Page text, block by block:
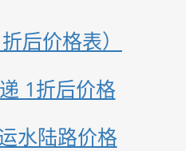
后价格表）
1折后价格
水陆路价格